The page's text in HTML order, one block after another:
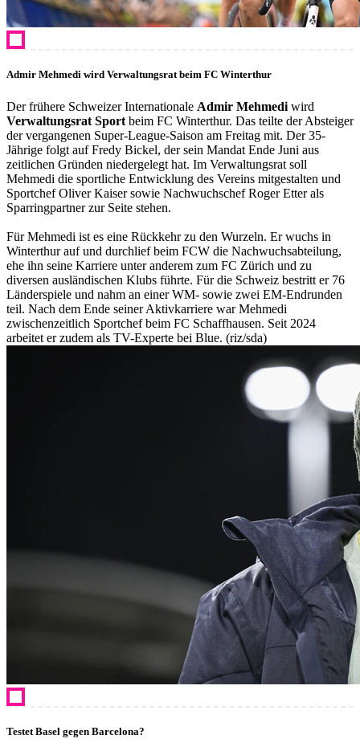
Admir Mehmedi wird Verwaltungsrat beim FC Winterthur
Der frühere Schweizer Internationale Admir Mehmedi wird
Verwaltungsrat Sport beim FC Winterthur. Das teilte der Absteiger
der vergangenen Super-League-Saison am Freitag mit. Der 35-
Jährige folgt auf Fredy Bickel, der sein Mandat Ende Juni aus
zeitlichen Gründen niedergelegt hat. Im Verwaltungsrat soll
Mehmedi die sportliche Entwicklung des Vereins mitgestalten und
Sportchef Oliver Kaiser sowie Nachwuchschef Roger Etter als
Sparringpartner zur Seite stehen.
Für Mehmedi ist es eine Rückkehr zu den Wurzeln. Er wuchs in
Winterthur auf und durchlief beim FCW die Nachwuchsabteilung,
ehe ihn seine Karriere unter anderem zum FC Zürich und zu
diversen ausländischen Klubs führte. Für die Schweiz bestritt er 76
Länderspiele und nahm an einer WM- sowie zwei EM-Endrunden
teil. Nach dem Ende seiner Aktivkarriere war Mehmedi
zwischenzeitlich Sportchef beim FC Schaffhausen. Seit 2024
arbeitet er zudem als TV-Experte bei Blue. (riz/sda)
Testet Basel gegen Barcelona?